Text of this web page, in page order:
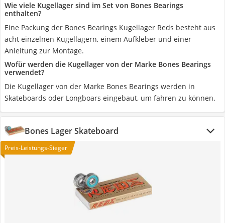
Wie viele Kugellager sind im Set von Bones Bearings
enthalten?
Eine Packung der Bones Bearings Kugellager Reds besteht aus
acht einzelnen Kugellagern, einem Aufkleber und einer
Anleitung zur Montage.
Wofür werden die Kugellager von der Marke Bones Bearings
verwendet?
Die Kugellager von der Marke Bones Bearings werden in
Skateboards oder Longboars eingebaut, um fahren zu können.
Bones Lager Skateboard
Preis-Leistungs-Sieger